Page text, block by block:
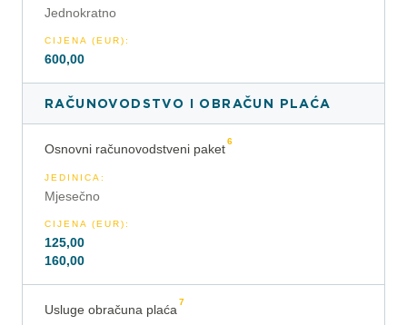
Jednokratno
CIJENA (EUR):
600,00
RAČUNOVODSTVO I OBRAČUN PLAĆA
Osnovni računovodstveni paket
6
JEDINICA :
Mjesečno
CIJENA (EUR):
125,00
160,00
Usluge obračuna plaća
7